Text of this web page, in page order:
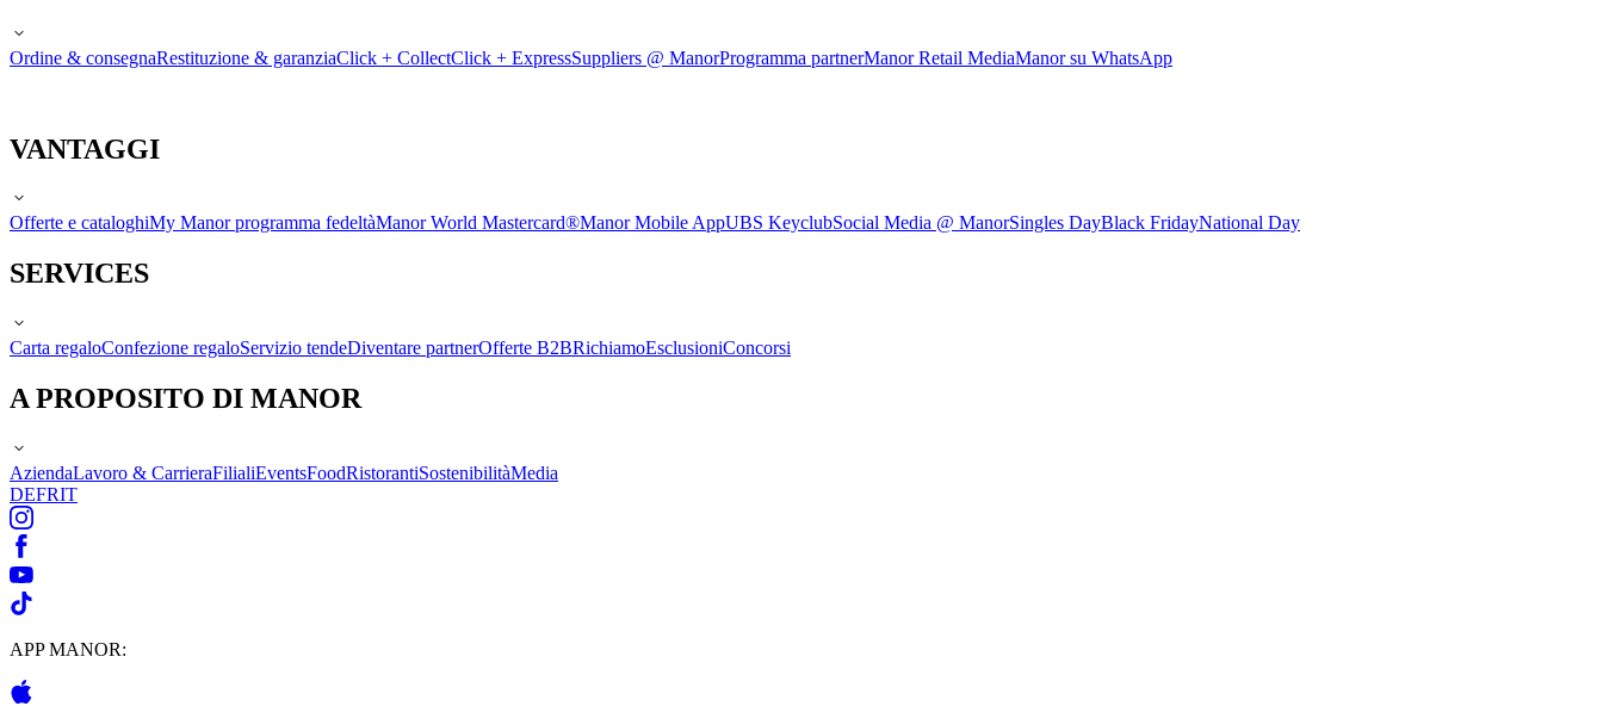
Ordine & consegnaRestituzione & garanziaClick + CollectClick + ExpressSuppliers @ ManorProgramma partnerManor Retail MediaManor su WhatsApp
VANTAGGI
Offerte e cataloghiMy Manor programma fedeltàManor World Mastercard®Manor Mobile AppUBS KeyclubSocial Media @ ManorSingles DayBlack FridayNational Day
SERVICES
Carta regaloConfezione regaloServizio tendeDiventare partnerOfferte B2BRichiamoEsclusioniConcorsi
A PROPOSITO DI MANOR
AziendaLavoro & CarrieraFilialiEventsFoodRistorantiSostenibilitàMedia
DEFRIT
APP MANOR: